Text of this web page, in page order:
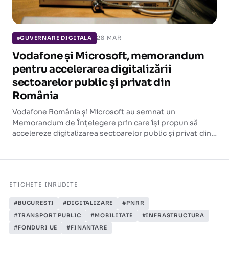
GUVERNARE DIGITALA 28 MAR
Vodafone și Microsoft, memorandum
pentru accelerarea digitalizării
sectoarelor public și privat din
România
Vodafone România și Microsoft au semnat un
Memorandum de Înțelegere prin care își propun să
accelereze digitalizarea sectoarelor public și privat din
ETICHETE INRUDITE
#BUCURESTI #DIGITALIZARE
#PNRR
#TRANSPORT PUBLIC
#MOBILITATE
#INFRASTRUCTURA
#FONDURI UE
#FINANTARE